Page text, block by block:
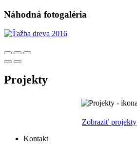
Náhodná fotogaléria
Projekty
Zobraziť projekty
Kontakt